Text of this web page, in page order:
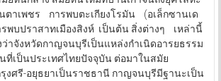
ตาเพชร การพบตะเกียงโรมัน (อเล็กซานเด
พบปราสาทเมืองสิงห์ เป็นต้น สิ่งต่างๆ เหล่านี้
าจังหวัดกาญจนบุรีเป็นแหล่งกำเนิดอารยธรรม
เป็นประเทศไทยปัจจุบัน ต่อมาในสมัย
งศรี-อยุธยาเป็นราชธานี กาญจนบุรีมีฐานะเป็น